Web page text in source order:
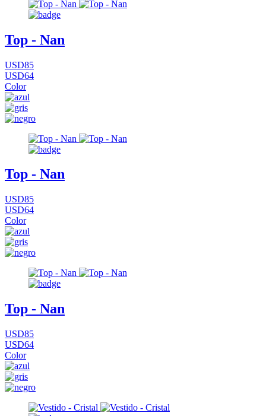
Top - Nan
USD85
USD64
Color
Top - Nan
USD85
USD64
Color
Top - Nan
USD85
USD64
Color